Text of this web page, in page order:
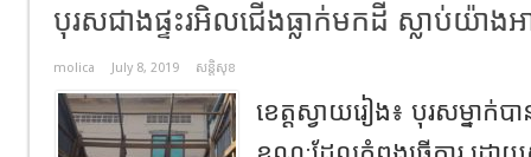
បុរសជាងផ្ទះរអិលជើងធ្លាក់មកដី ស្លាប់យ៉ា
molica July 8, 2019 សន្តិសុខ
ខេត្តស្វាយរៀង៖ បុរសម្នាក់បា